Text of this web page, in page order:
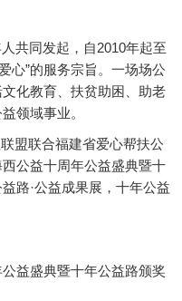
共同发起，自2010年起至
心”的服务宗旨。一场场公
化教育、扶贫助困、助老
领域事业。
盟联合福建省爱心帮扶公
西公益十周年公益盛典暨十
路·公益成果展，十年公益
益盛典暨十年公益路颁奖